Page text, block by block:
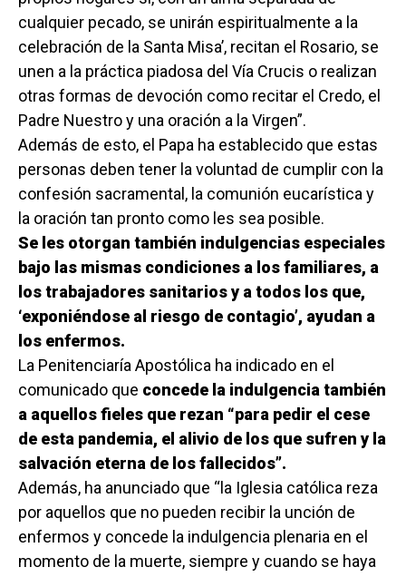
cualquier pecado, se unirán espiritualmente a la
celebración de la Santa Misa’, recitan el Rosario, se
unen a la práctica piadosa del Vía Crucis o realizan
otras formas de devoción como recitar el Credo, el
Padre Nuestro y una oración a la Virgen”.
Además de esto, el Papa ha establecido que estas
personas deben tener la voluntad de cumplir con la
confesión sacramental, la comunión eucarística y
la oración tan pronto como les sea posible.
Se les otorgan también indulgencias especiales
bajo las mismas condiciones a los familiares, a
los trabajadores sanitarios y a todos los que,
‘exponiéndose al riesgo de contagio’, ayudan a
los enfermos.
La Penitenciaría Apostólica ha indicado en el
comunicado que concede la indulgencia también
a aquellos fieles que rezan “para pedir el cese
de esta pandemia, el alivio de los que sufren y la
salvación eterna de los fallecidos”.
Además, ha anunciado que “la Iglesia católica reza
por aquellos que no pueden recibir la unción de
enfermos y concede la indulgencia plenaria en el
momento de la muerte, siempre y cuando se haya